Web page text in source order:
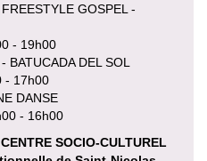
GOSPEL -
- 19h00
BATUCADA DEL SOL
- 17h00
DANSE
- 16h00
SOCIO-CULTUREL